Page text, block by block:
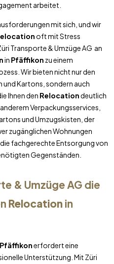
arbeitet.
mit sich, und wir
oft mit Stress
Transporte & Umzüge AG an
in Pfäffikon zu einem
Wir bieten nicht nur den
Kartons, sondern auch
Ihnen den Relocationdeutlich
Verpackungsservices,
und Umzugskisten, der
zugänglichen Wohnungen
fachgerechte Entsorgung von
Gegenständen.
& Umzüge AG die
Relocationin
Pfäffikonerfordert eine
Unterstützung. Mit Züri